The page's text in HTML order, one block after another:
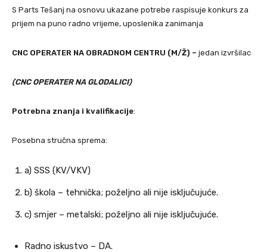
S Parts Tešanj na osnovu ukazane potrebe raspisuje konkurs za
prijem na puno radno vrijeme, uposlenika zanimanja
CNC OPERATER NA OBRADNOM CENTRU (M/Ž) – jedan izvršilac
(CNC OPERATER NA GLODALICI)
Potrebna znanja i kvalifikacije:
Posebna stručna sprema:
a) SSS (KV/VKV)
b) škola – tehnička; poželjno ali nije isključujuće.
c) smjer – metalski; poželjno ali nije isključujuće.
Radno iskustvo – DA.